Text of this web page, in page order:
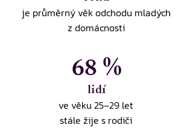
je průměrný věk odchodu mladých
z domácnosti
68 %
lidí
ve věku 25–29 let
stále žije s rodiči